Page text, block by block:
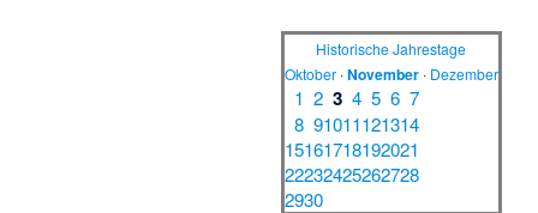
Historische Jahrestage
Oktober·November· Dezember
1 2 3 4 5 6 7
8 91011121314
15161718192021
22232425262728
2930